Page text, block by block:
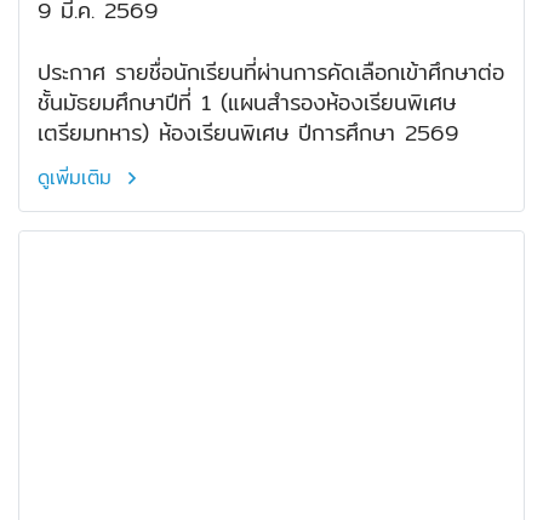
9 มี.ค. 2569
ประกาศ รายชื่อนักเรียนที่ผ่านการคัดเลือกเข้าศึกษาต่อ
ชั้นมัธยมศึกษาปีที่ 1 (แผนสำรองห้องเรียนพิเศษ
เตรียมทหาร) ห้องเรียนพิเศษ ปีการศึกษา 2569
ดูเพิ่มเติม